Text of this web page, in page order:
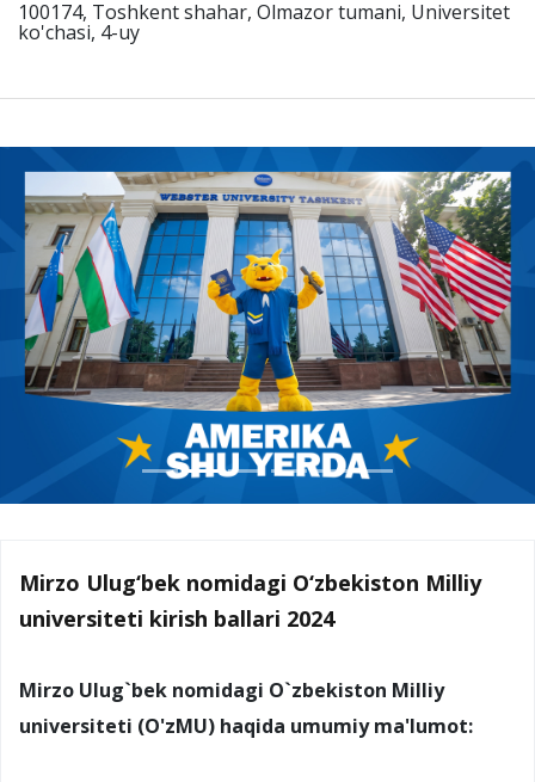
100174, Toshkent shahar, Olmazor tumani, Universitet
ko'chasi, 4-uy
Mirzo Ulug‘bek nomidagi O‘zbekiston Milliy
universiteti kirish ballari 2024
Mirzo Ulug`bek nomidagi O`zbekiston Milliy
universiteti (O'zMU) haqida umumiy ma'lumot: